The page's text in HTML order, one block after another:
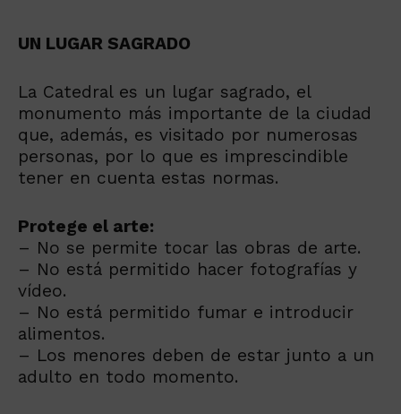
UN LUGAR SAGRADO
La Catedral es un lugar sagrado, el
monumento más importante de la ciudad
que, además, es visitado por numerosas
personas, por lo que es imprescindible
tener en cuenta estas normas.
Protege el arte:
– No se permite tocar las obras de arte.
– No está permitido hacer fotografías y
vídeo.
– No está permitido fumar e introducir
alimentos.
– Los menores deben de estar junto a un
adulto en todo momento.